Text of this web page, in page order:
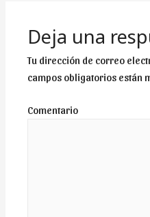
Deja una
Tu dirección de correo
campos obligatorios están
Comentario